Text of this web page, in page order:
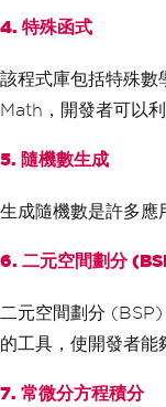
4. 特殊函式
該程式庫包括特殊
Math，開發者可以
5. 隨機數生成
生成隨機數是許多
6. 二元空間劃分
二元空間劃分
的工具，使開發者能
7. 常微分方程積分